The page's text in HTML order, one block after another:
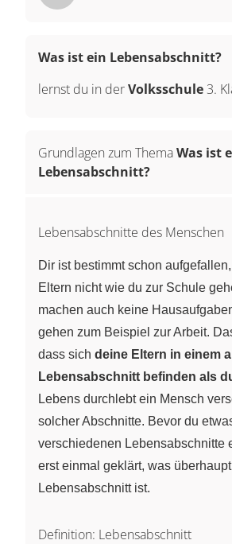
Was ist ein Lebensabschnitt?
lernst du in derVolksschule 3.
Grundlagen zum ThemaWas ist
Lebensabschnitt?
Lebensabschnitte des Menschen
Dir ist bestimmt schon
Eltern nicht wie du zur Schule
machen auch keine
gehen zum Beispiel zur Arbeit.
dass sich deine Eltern in einem
Lebensabschnitt befinden als
Lebens durchlebt ein Mensch
solcher Abschnitte. Bevor du
verschiedenen Lebensabschnitte
erst einmal geklärt, was
Lebensabschnitt ist.
Definition: Lebensabschnitt